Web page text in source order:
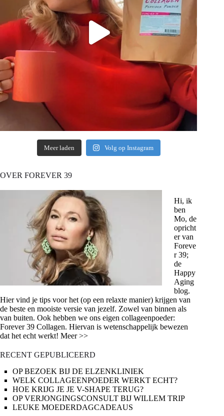
Meer laden Volg op Instagram
OVER FOREVER 39
Hi, ik
ben
Mo, de
opricht
er van
Foreve
r 39;
de
Happy
Aging
blog.
Hier vind je tips voor het (op een relaxte manier) krijgen van
de beste en mooiste versie van jezelf. Zowel van binnen als
van buiten. Ook hebben we ons eigen collageenpoeder:
Forever 39 Collagen. Hiervan is wetenschappelijk bewezen
dat het echt werkt! Meer >>
RECENT GEPUBLICEERD
OP BEZOEK BIJ DE ELZENKLINIEK
WELK COLLAGEENPOEDER WERKT ECHT?
HOE KRIJG JE JE V-SHAPE TERUG?
OP VERJONGINGSCONSULT BIJ WILLEM TRIP
LEUKE MOEDERDAGCADEAUS